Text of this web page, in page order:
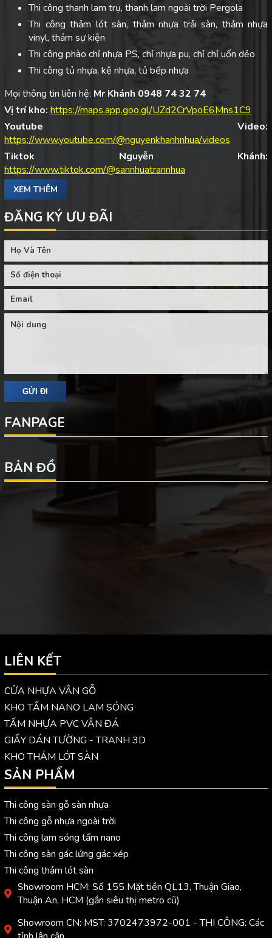
Thi công thanh lam trụ, thanh lam ngoài trời Pergola
Thi công thảm lót sàn, thảm nhựa trải sàn, thảm nhựa
vinyl, thảm sự kiện
Thi công phào chỉ nhựa PS, chỉ nhựa pu, chỉ chỉ uốn dẻo
Thi công tủ nhựa, kệ nhựa, tủ bếp nhựa
Mọi thông tin liên hệ: Mr Khánh 0948 74 32 74
Vị trí kho: https://maps.app.goo.gl/UZd2CrVpoE6Mns1C9
Youtube Video:
https://www.youtube.com/@nguyenkhanhnhua/videos
Tiktok Nguyễn Khánh:
https://www.tiktok.com/@sannhuatrannhua
XEM THÊM
ĐĂNG KÝ ƯU ĐÃI
FANPAGE
BẢN ĐỒ
LIÊN KẾT
CỬA NHỰA VÂN GỖ
KHO TẤM NANO LAM SÓNG
TẤM NHỰA PVC VÂN ĐÁ
GIẤY DÁN TƯỜNG - TRANH 3D
KHO THẢM LÓT SÀN
SẢN PHẨM
Thi công sàn gỗ sàn nhựa
Thi công gỗ nhựa ngoài trời
Thi công lam sóng tấm nano
Thi công sàn gác lửng gác xép
Thi công thảm lót sàn
Showroom HCM: Số 155 Mặt tiền QL13, Thuận Giao,
Thuận An, HCM (gần siêu thị metro cũ)
Showroom CN: MST: 3702473972-001 - THI CÔNG: Các